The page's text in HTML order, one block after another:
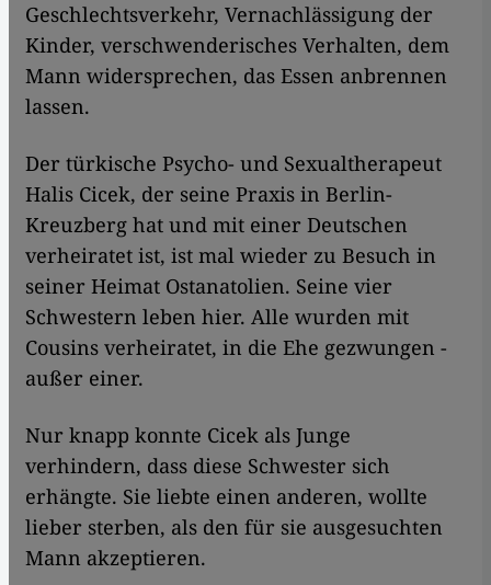
Geschlechtsverkehr, Vernachlässigung der
Kinder, verschwenderisches Verhalten, dem
Mann widersprechen, das Essen anbrennen
lassen.
Der türkische Psycho- und Sexualtherapeut
Halis Cicek, der seine Praxis in Berlin-
Kreuzberg hat und mit einer Deutschen
verheiratet ist, ist mal wieder zu Besuch in
seiner Heimat Ostanatolien. Seine vier
Schwestern leben hier. Alle wurden mit
Cousins verheiratet, in die Ehe gezwungen -
außer einer.
Nur knapp konnte Cicek als Junge
verhindern, dass diese Schwester sich
erhängte. Sie liebte einen anderen, wollte
lieber sterben, als den für sie ausgesuchten
Mann akzeptieren.